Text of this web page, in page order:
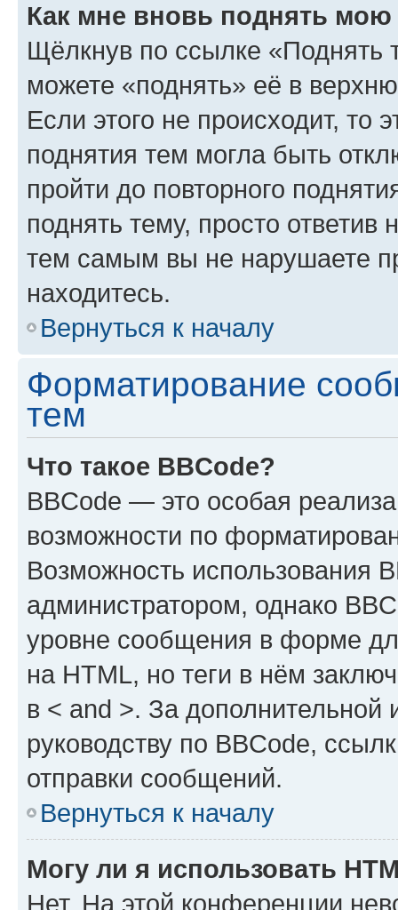
Как мне вновь поднять мою
Щёлкнув по ссылке «Поднять
можете «поднять» её в
Если этого не происходит, то
поднятия тем могла быть
пройти до повторного
поднять тему, просто ответив
тем самым вы не нарушаете
находитесь.
Вернуться к началу
Форматирование
тем
Что такое BBCode?
BBCode — это особая
возможности по
Возможность использования
администратором, однако
уровне сообщения в форме
на HTML, но теги в нём
в < and >. За
руководству по BBCode,
отправки сообщений.
Вернуться к началу
Могу ли я использовать
Нет. На этой конференции